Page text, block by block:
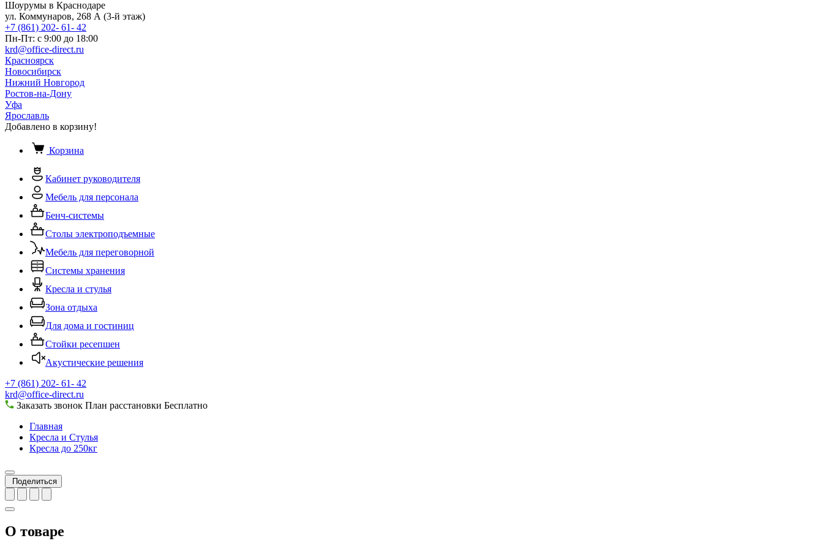
Шоурумы в Краснодаре
ул. Коммунаров, 268 А (3-й этаж)
+7 (861) 202- 61- 42
Пн-Пт: с 9:00 до 18:00
krd@office-direct.ru
Красноярск
Новосибирск
Нижний Новгород
Ростов-на-Дону
Уфа
Ярославль
Добавлено в корзину!
Корзина
Кабинет руководителя
Мебель для персонала
Бенч-системы
Столы электроподъемные
Мебель для переговорной
Системы хранения
Кресла и стулья
Зона отдыха
Для дома и гостиниц
Стойки ресепшен
Акустические решения
+7 (861) 202- 61- 42
krd@office-direct.ru
Заказать звонок План расстановки Бесплатно
Главная
Кресла и Стулья
Кресла до 250кг
Поделиться
О товаре